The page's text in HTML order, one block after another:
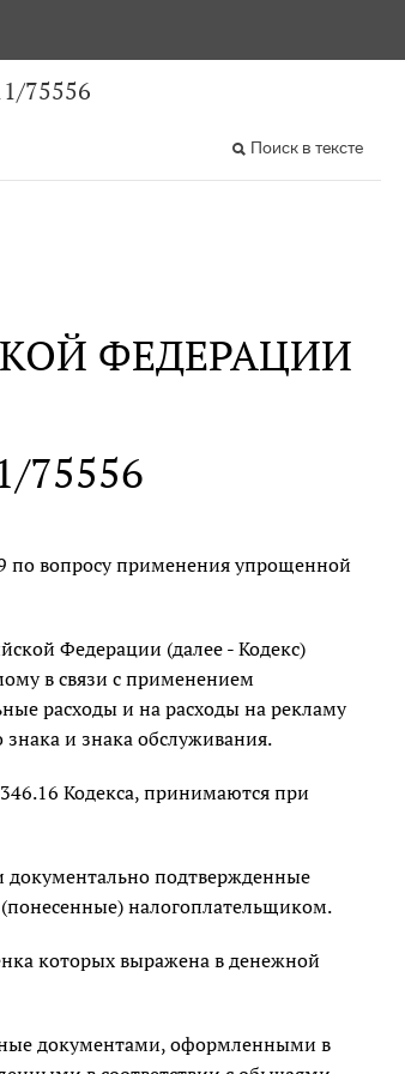
75556
Поиск в тексте
ФЕДЕРАЦИИ
75556
по вопросу применения упрощенной
Федерации (далее - Кодекс)
в связи с применением
расходы и на расходы на рекламу
и знака обслуживания.
346.16 Кодекса, принимаются при
документально подтвержденные
налогоплательщиком.
которых выражена в денежной
документами, оформленными в